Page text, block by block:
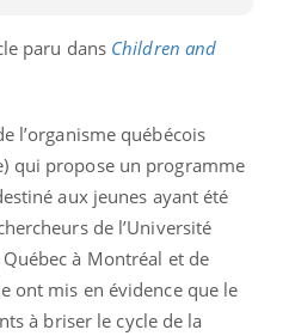
paru dans Children and
l’organisme québécois
qui propose un programme
aux jeunes ayant été
de l’Université
à Montréal et de
ont mis en évidence que le
à briser le cycle de la